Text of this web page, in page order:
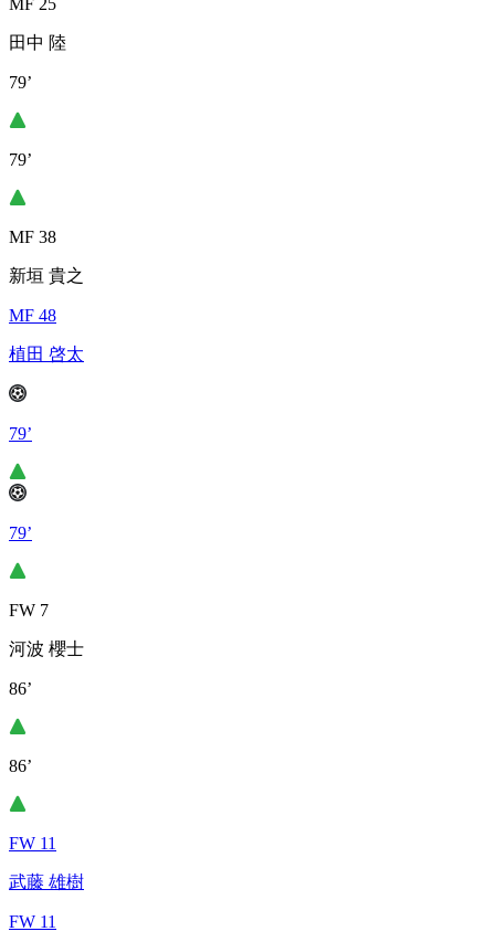
田中 陸
79’
79’
MF 38
新垣 貴之
MF 48
植田 啓太
79’
79’
FW 7
河波 櫻士
86’
86’
FW 11
武藤 雄樹
FW 11